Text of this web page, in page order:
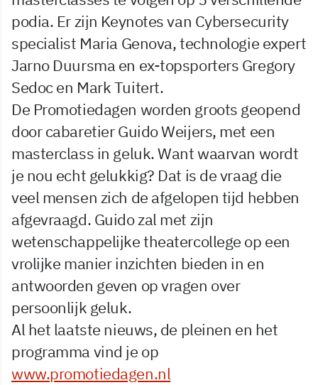
podia. Er zijn Keynotes van Cybersecurity
specialist Maria Genova, technologie expert
Jarno Duursma en ex-topsporters Gregory
Sedoc en Mark Tuitert.
De Promotiedagen worden groots geopend
door cabaretier Guido Weijers, met een
masterclass in geluk. Want waarvan wordt
je nou echt gelukkig? Dat is de vraag die
veel mensen zich de afgelopen tijd hebben
afgevraagd. Guido zal met zijn
wetenschappelijke theatercollege op een
vrolijke manier inzichten bieden in en
antwoorden geven op vragen over
persoonlijk geluk.
Al het laatste nieuws, de pleinen en het
programma vind je op
www.promotiedagen.nl